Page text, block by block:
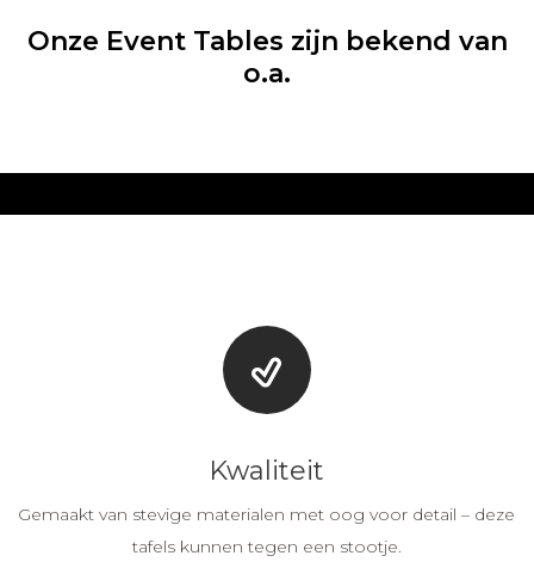
Onze Event Tables zijn bekend van
o.a.
Kwaliteit
Gemaakt van stevige materialen met oog voor detail – deze
tafels kunnen tegen een stootje.